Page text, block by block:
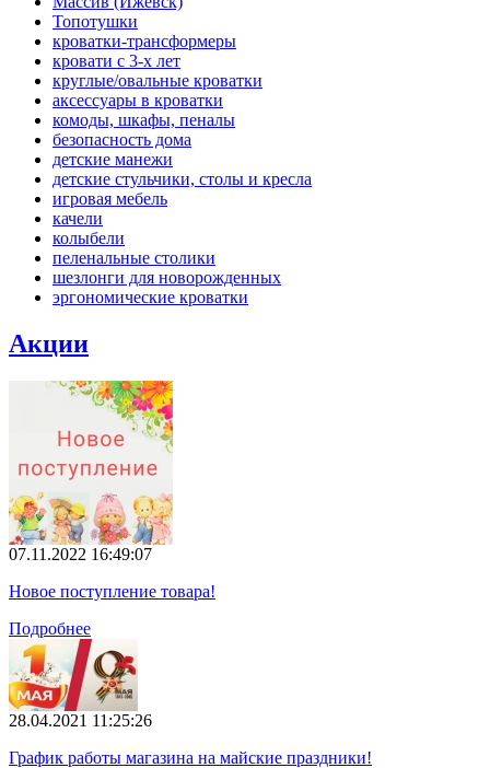
Топотушки
кроватки-трансформеры
кровати с 3-х лет
круглые/овальные кроватки
аксессуары в кроватки
комоды, шкафы, пеналы
безопасность дома
детские манежи
детские стульчики, столы и кресла
игровая мебель
качели
колыбели
пеленальные столики
шезлонги для новорожденных
эргономические кроватки
Акции
07.11.2022 16:49:07
Новое поступление товара!
Подробнее
28.04.2021 11:25:26
График работы магазина на майские праздники!